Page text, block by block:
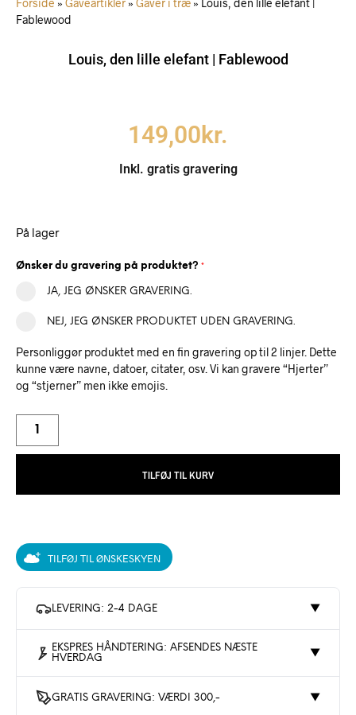
Forside » Gaveartikler » Gaver i træ » Louis, den lille elefant |
Fablewood
Louis, den lille elefant | Fablewood
149,00kr.
Inkl. gratis gravering
På lager
Ønsker du gravering på produktet? *
JA, JEG ØNSKER GRAVERING.
NEJ, JEG ØNSKER PRODUKTET UDEN GRAVERING.
Personliggør produktet med en fin gravering op til 2 linjer. Dette
kunne være navne, datoer, citater, osv. Vi kan gravere “Hjerter”
og “stjerner” men ikke emojis.
TILFØJ TIL KURV
TILFØJ TIL ØNSKESKYEN
LEVERING: 2-4 DAGE ▼
EKSPRES HÅNDTERING: AFSENDES NÆSTE
HVERDAG
▼
GRATIS GRAVERING: VÆRDI 300,- ▼